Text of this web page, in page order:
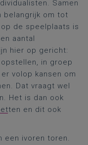
Samen
belangrijk om tot
de speelplaats is
aantal
hier op gericht:
in groep
volop kansen om
Dat vraagt wel
Het is dan ook
ten en dit ook
een ivoren toren.